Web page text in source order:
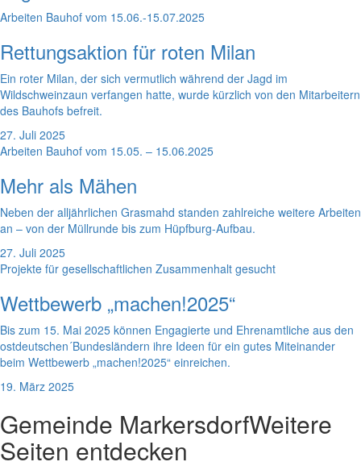
Arbeiten Bauhof vom 15.06.-15.07.2025
Rettungsaktion für roten Milan
Ein roter Milan, der sich vermutlich während der Jagd im
Wildschweinzaun verfangen hatte, wurde kürzlich von den Mitarbeitern
des Bauhofs befreit.
27. Juli 2025
Arbeiten Bauhof vom 15.05. – 15.06.2025
Mehr als Mähen
Neben der alljährlichen Grasmahd standen zahlreiche weitere Arbeiten
an – von der Müllrunde bis zum Hüpfburg-Aufbau.
27. Juli 2025
Projekte für gesellschaftlichen Zusammenhalt gesucht
Wettbewerb „machen!2025“
Bis zum 15. Mai 2025 können Engagierte und Ehrenamtliche aus den
ostdeutschen´Bundesländern ihre Ideen für ein gutes Miteinander
beim Wettbewerb „machen!2025“ einreichen.
19. März 2025
Gemeinde MarkersdorfWeitere
Seiten entdecken